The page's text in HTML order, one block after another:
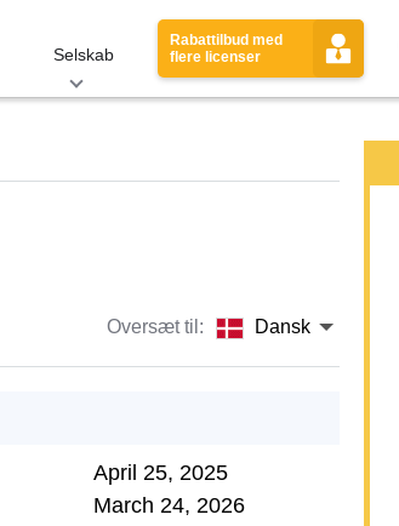
Selskab
Rabattilbud med
flere licenser
Oversæt til: Dansk
April 25, 2025
March 24, 2026